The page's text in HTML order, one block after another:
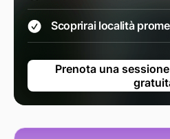
Scoprirai località
Prenota una